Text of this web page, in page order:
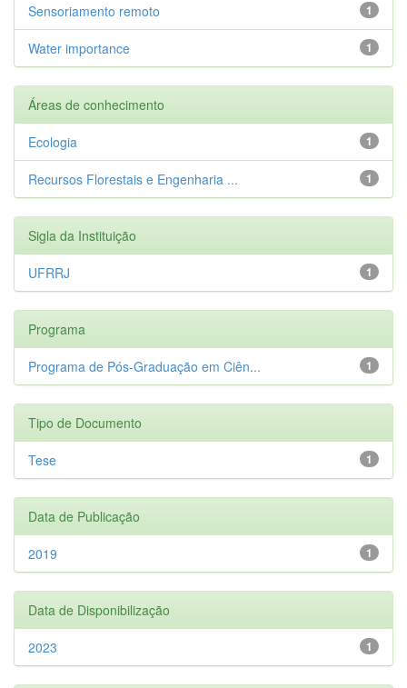
1
Sensoriamento remoto
1
Water importance
Áreas de conhecimento
1
Ecologia
1
Recursos Florestais e Engenharia ...
Sigla da Instituição
1
UFRRJ
Programa
1
Programa de Pós-Graduação em Ciên...
Tipo de Documento
1
Tese
Data de Publicação
1
2019
Data de Disponibilização
1
2023